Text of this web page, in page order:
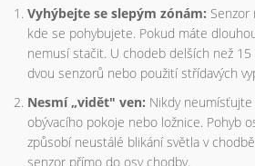
Vyhýbejte se slepým zónám:
kde se pohybujete. Pokud máte
nemusí stačit. U chodeb delších než
dvou senzorů nebo použití střídavých
Nesmí „vidět" ven: Nikdy
obývacího pokoje nebo ložnice. Pohyb
způsobí neustálé blikání světla v
senzor přímo do osy chodby.